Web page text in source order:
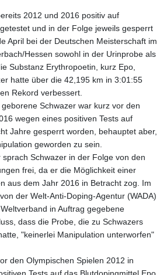
2012 und 2016 positiv auf
und in der Folge jeweils gesperrt
April bei der Deutschen Meisterschaft im
Hessen sowohl in der Urinprobe als
Substanz Erythropoetin, kurz Epo,
hatte über die 42,195 km in 3:01:55
Rekord verbessert.
Schwazer war kurz vor den
wegen eines positiven Tests auf
Jahre gesperrt worden, behauptet aber,
geworden zu sein.
sprach Schwazer in der Folge von den
frei, da er die Möglichkeit einer
aus dem Jahr 2016 in Betracht zog. Im
der Welt-Anti-Doping-Agentur (WADA)
in Auftrag gegebene
dass die Probe, die zu Schwazers
"keinerlei Manipulation unterworfen"
den Olympischen Spielen 2012 in